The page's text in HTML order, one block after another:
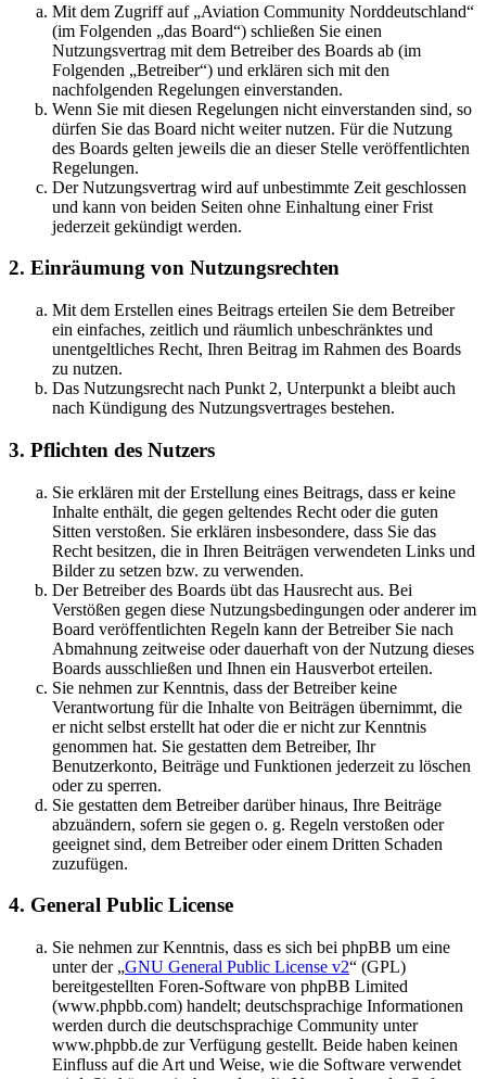
Mit dem Zugriff auf „Aviation Community Norddeutschland“
(im Folgenden „das Board“) schließen Sie einen
Nutzungsvertrag mit dem Betreiber des Boards ab (im
Folgenden „Betreiber“) und erklären sich mit den
nachfolgenden Regelungen einverstanden.
Wenn Sie mit diesen Regelungen nicht einverstanden sind, so
dürfen Sie das Board nicht weiter nutzen. Für die Nutzung
des Boards gelten jeweils die an dieser Stelle veröffentlichten
Regelungen.
Der Nutzungsvertrag wird auf unbestimmte Zeit geschlossen
und kann von beiden Seiten ohne Einhaltung einer Frist
jederzeit gekündigt werden.
2. Einräumung von Nutzungsrechten
Mit dem Erstellen eines Beitrags erteilen Sie dem Betreiber
ein einfaches, zeitlich und räumlich unbeschränktes und
unentgeltliches Recht, Ihren Beitrag im Rahmen des Boards
zu nutzen.
Das Nutzungsrecht nach Punkt 2, Unterpunkt a bleibt auch
nach Kündigung des Nutzungsvertrages bestehen.
3. Pflichten des Nutzers
Sie erklären mit der Erstellung eines Beitrags, dass er keine
Inhalte enthält, die gegen geltendes Recht oder die guten
Sitten verstoßen. Sie erklären insbesondere, dass Sie das
Recht besitzen, die in Ihren Beiträgen verwendeten Links und
Bilder zu setzen bzw. zu verwenden.
Der Betreiber des Boards übt das Hausrecht aus. Bei
Verstößen gegen diese Nutzungsbedingungen oder anderer im
Board veröffentlichten Regeln kann der Betreiber Sie nach
Abmahnung zeitweise oder dauerhaft von der Nutzung dieses
Boards ausschließen und Ihnen ein Hausverbot erteilen.
Sie nehmen zur Kenntnis, dass der Betreiber keine
Verantwortung für die Inhalte von Beiträgen übernimmt, die
er nicht selbst erstellt hat oder die er nicht zur Kenntnis
genommen hat. Sie gestatten dem Betreiber, Ihr
Benutzerkonto, Beiträge und Funktionen jederzeit zu löschen
oder zu sperren.
Sie gestatten dem Betreiber darüber hinaus, Ihre Beiträge
abzuändern, sofern sie gegen o. g. Regeln verstoßen oder
geeignet sind, dem Betreiber oder einem Dritten Schaden
zuzufügen.
4. General Public License
Sie nehmen zur Kenntnis, dass es sich bei phpBB um eine
unter der „GNU General Public License v2“ (GPL)
bereitgestellten Foren-Software von phpBB Limited
(www.phpbb.com) handelt; deutschsprachige Informationen
werden durch die deutschsprachige Community unter
www.phpbb.de zur Verfügung gestellt. Beide haben keinen
Einfluss auf die Art und Weise, wie die Software verwendet